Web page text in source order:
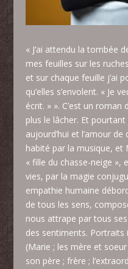
« J’ai attendu la tombée
mes feuilles sur les
et sur chaque feuille j’ai
qu’elles s’envolent. « Je
écrit. » ». C’est un
plus le lâcher. Et
aujourd’hui et l’amour
habité par la musique, et
« fille du chasse-neige »,
vies, par la magie
empathie humaine
de tous les sens,
nous attrape par tous
des sentiments.
(Marie ; les mère et
son père ; frère ;